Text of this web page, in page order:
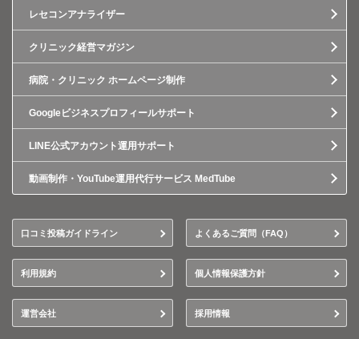
レセコンアナライザー
クリニック経営マガジン
病院・クリニック ホームページ制作
Googleビジネスプロフィールサポート
LINE公式アカウント運用サポート
動画制作・YouTube運用代行サービス MedTube
口コミ投稿ガイドライン よくあるご質問（FAQ）
利用規約 個人情報保護方針
運営会社 採用情報